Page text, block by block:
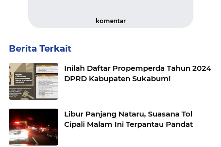
komentar
Berita Terkait
Inilah Daftar Propemperda Tahun 2024
DPRD Kabupaten Sukabumi
Libur Panjang Nataru, Suasana Tol
Cipali Malam Ini Terpantau Pandat